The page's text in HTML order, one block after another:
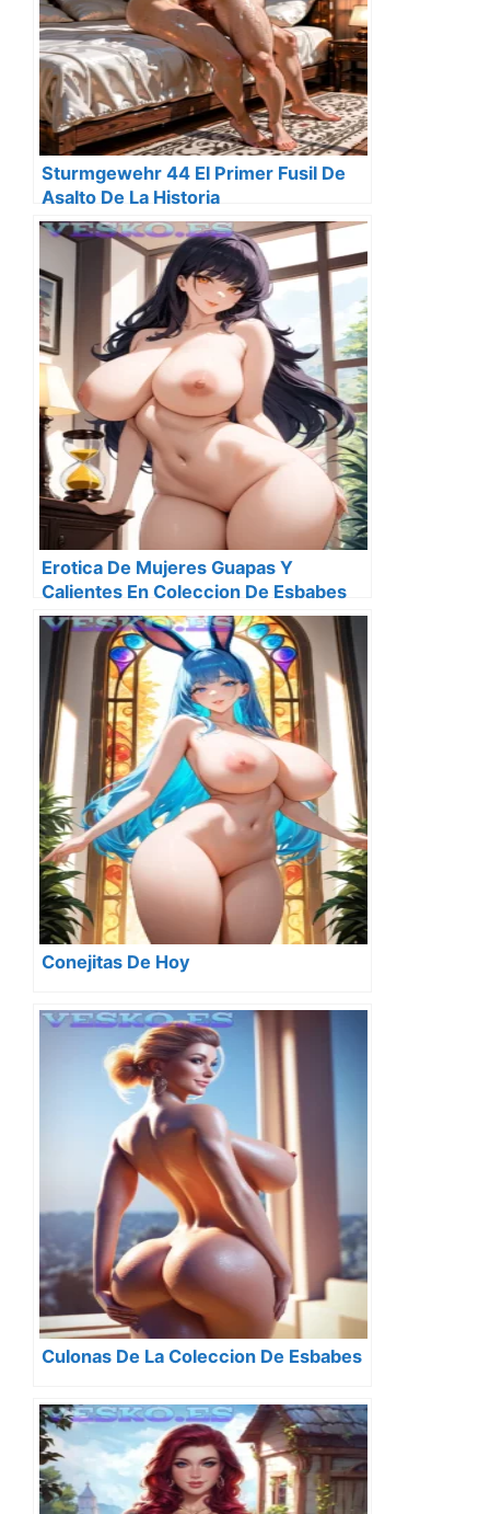
Sturmgewehr 44 El Primer Fusil De
Asalto De La Historia
Erotica De Mujeres Guapas Y
Calientes En Coleccion De Esbabes
Seis
Conejitas De Hoy
Culonas De La Coleccion De Esbabes